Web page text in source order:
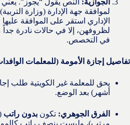
الجوازية: النص يقول “يجوز”. يعني
لموافقة جهة الإدارة (وزارة
الإداري استقر على الموافقة
لظروفهن، إلا في حالات نادرة
في التخصص.
تفاصيل إجازة الأمومة (للمعلمات
أشهر) بعد الوضع.
الفرق الجوهري: تكون بدون راتب